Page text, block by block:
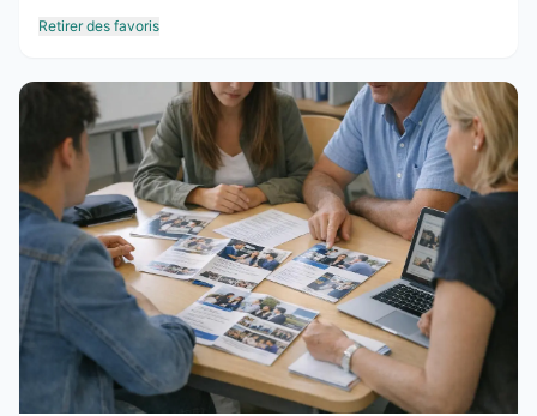
Retirer des favoris